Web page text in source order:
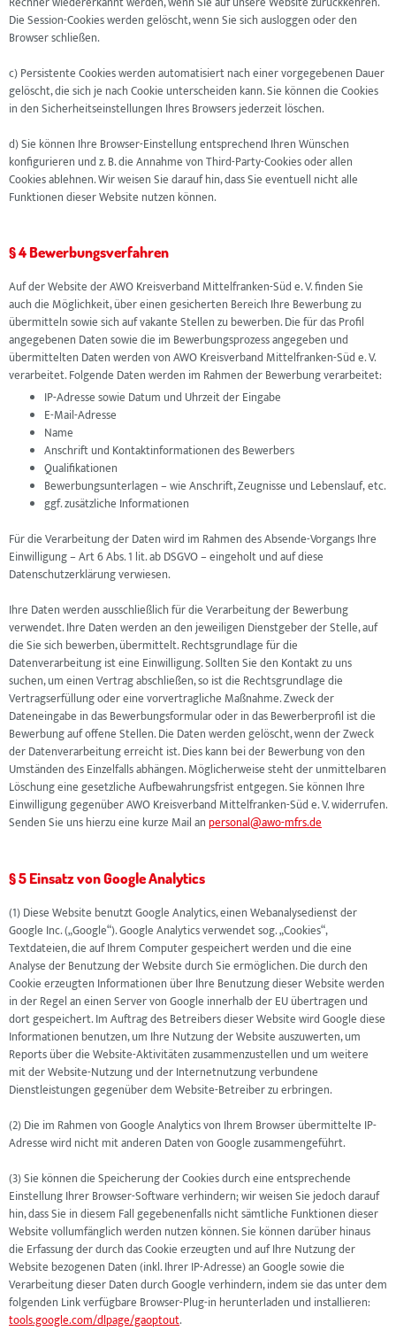
Die Session-Cookies werden gelöscht, wenn Sie sich ausloggen oder den
Browser schließen.
c) Persistente Cookies werden automatisiert nach einer vorgegebenen Dauer
gelöscht, die sich je nach Cookie unterscheiden kann. Sie können die Cookies
in den Sicherheitseinstellungen Ihres Browsers jederzeit löschen.
d) Sie können Ihre Browser-Einstellung entsprechend Ihren Wünschen
konfigurieren und z. B. die Annahme von Third-Party-Cookies oder allen
Cookies ablehnen. Wir weisen Sie darauf hin, dass Sie eventuell nicht alle
Funktionen dieser Website nutzen können.
§ 4 Bewerbungsverfahren
Auf der Website der AWO Kreisverband Mittelfranken-Süd e. V. finden Sie
auch die Möglichkeit, über einen gesicherten Bereich Ihre Bewerbung zu
übermitteln sowie sich auf vakante Stellen zu bewerben. Die für das Profil
angegebenen Daten sowie die im Bewerbungsprozess angegeben und
übermittelten Daten werden von AWO Kreisverband Mittelfranken-Süd e. V.
verarbeitet. Folgende Daten werden im Rahmen der Bewerbung verarbeitet:
IP-Adresse sowie Datum und Uhrzeit der Eingabe
E-Mail-Adresse
Name
Anschrift und Kontaktinformationen des Bewerbers
Qualifikationen
Bewerbungsunterlagen – wie Anschrift, Zeugnisse und Lebenslauf, etc.
ggf. zusätzliche Informationen
Für die Verarbeitung der Daten wird im Rahmen des Absende-Vorgangs Ihre
Einwilligung – Art 6 Abs. 1 lit. ab DSGVO – eingeholt und auf diese
Datenschutzerklärung verwiesen.
Ihre Daten werden ausschließlich für die Verarbeitung der Bewerbung
verwendet. Ihre Daten werden an den jeweiligen Dienstgeber der Stelle, auf
die Sie sich bewerben, übermittelt. Rechtsgrundlage für die
Datenverarbeitung ist eine Einwilligung. Sollten Sie den Kontakt zu uns
suchen, um einen Vertrag abschließen, so ist die Rechtsgrundlage die
Vertragserfüllung oder eine vorvertragliche Maßnahme. Zweck der
Dateneingabe in das Bewerbungsformular oder in das Bewerberprofil ist die
Bewerbung auf offene Stellen. Die Daten werden gelöscht, wenn der Zweck
der Datenverarbeitung erreicht ist. Dies kann bei der Bewerbung von den
Umständen des Einzelfalls abhängen. Möglicherweise steht der unmittelbaren
Löschung eine gesetzliche Aufbewahrungsfrist entgegen. Sie können Ihre
Einwilligung gegenüber AWO Kreisverband Mittelfranken-Süd e. V. widerrufen.
Senden Sie uns hierzu eine kurze Mail anpersonal@awo-mfrs.de
§ 5 Einsatz von Google Analytics
(1) Diese Website benutzt Google Analytics, einen Webanalysedienst der
Google Inc. („Google“). Google Analytics verwendet sog. „Cookies“,
Textdateien, die auf Ihrem Computer gespeichert werden und die eine
Analyse der Benutzung der Website durch Sie ermöglichen. Die durch den
Cookie erzeugten Informationen über Ihre Benutzung dieser Website werden
in der Regel an einen Server von Google innerhalb der EU übertragen und
dort gespeichert. Im Auftrag des Betreibers dieser Website wird Google diese
Informationen benutzen, um Ihre Nutzung der Website auszuwerten, um
Reports über die Website-Aktivitäten zusammenzustellen und um weitere
mit der Website-Nutzung und der Internetnutzung verbundene
Dienstleistungen gegenüber dem Website-Betreiber zu erbringen.
(2) Die im Rahmen von Google Analytics von Ihrem Browser übermittelte IP-
Adresse wird nicht mit anderen Daten von Google zusammengeführt.
(3) Sie können die Speicherung der Cookies durch eine entsprechende
Einstellung Ihrer Browser-Software verhindern; wir weisen Sie jedoch darauf
hin, dass Sie in diesem Fall gegebenenfalls nicht sämtliche Funktionen dieser
Website vollumfänglich werden nutzen können. Sie können darüber hinaus
die Erfassung der durch das Cookie erzeugten und auf Ihre Nutzung der
Website bezogenen Daten (inkl. Ihrer IP-Adresse) an Google sowie die
Verarbeitung dieser Daten durch Google verhindern, indem sie das unter dem
folgenden Link verfügbare Browser-Plug-in herunterladen und installieren:
tools.google.com/dlpage/gaoptout.